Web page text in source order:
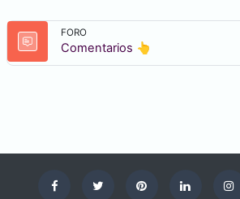
FORO
Comentarios 👆​